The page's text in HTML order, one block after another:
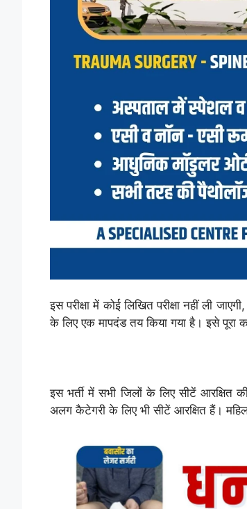
इस परीक्षा में कोई लिखित परीक्षा नहीं ली
के लिए एक मापदंड तय किया गया है। इसे पूरा
इस भर्ती में सभी जिलों के लिए सीटें
अलग कैटेगरी के लिए भी सीटें आरक्षित हैं।